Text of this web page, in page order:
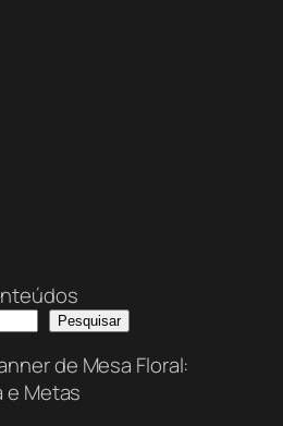
Pesquisar
de Mesa Floral:
e Metas